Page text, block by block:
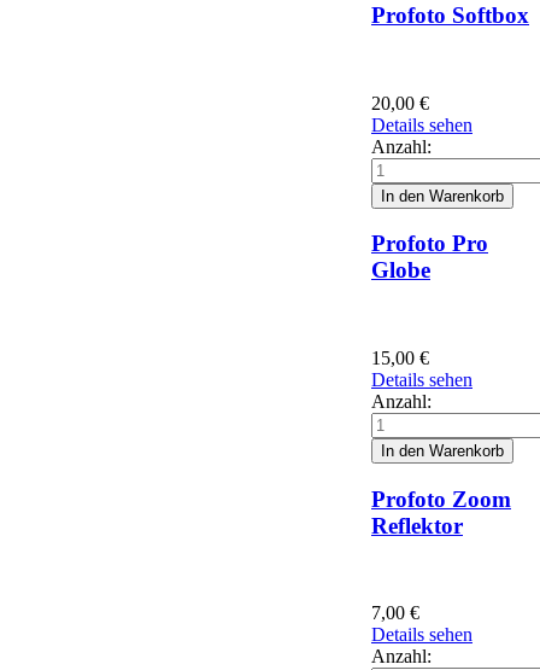
Profoto Softbox
20,00 €
Details sehen
Anzahl:
Profoto Pro
Globe
15,00 €
Details sehen
Anzahl:
Profoto Zoom
Reflektor
7,00 €
Details sehen
Anzahl: